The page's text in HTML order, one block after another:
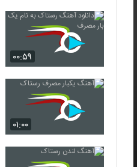
۰۰:۵۹
۰۱:۰۰